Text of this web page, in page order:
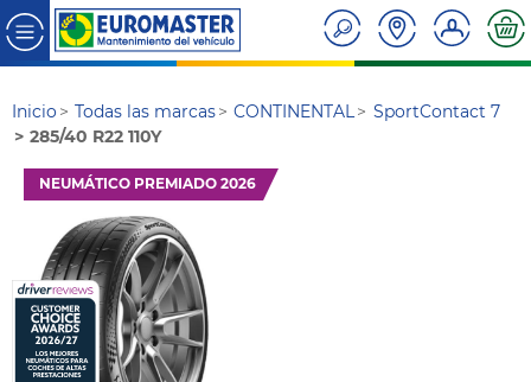
Inicio Todas las marcas CONTINENTAL
SportContact 7
285/40 R22 110Y
NEUMÁTICO PREMIADO 2026